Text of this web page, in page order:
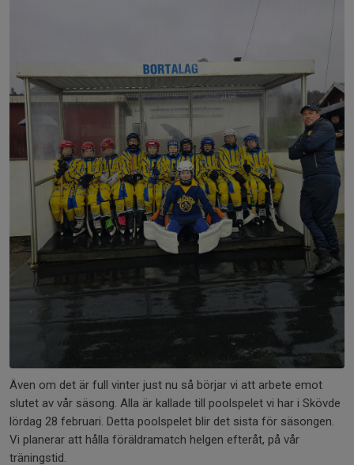
Även om det är full vinter just nu så börjar vi att arbete emot
slutet av vår säsong. Alla är kallade till poolspelet vi har i Skövde
lördag 28 februari. Detta poolspelet blir det sista för säsongen.
Vi planerar att hålla föräldramatch helgen efteråt, på vår
träningstid.